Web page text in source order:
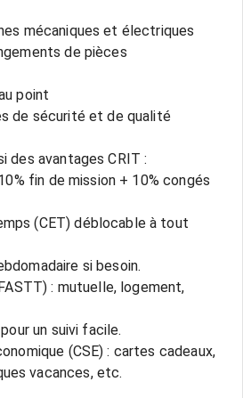
mécaniques et électriques
de pièces
point
de sécurité et de qualité
des avantages CRIT :
fin de mission + 10% congés
(CET) déblocable à tout
si besoin.
: mutuelle, logement,
un suivi facile.
(CSE) : cartes cadeaux,